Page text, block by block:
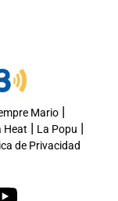
Mario|
Heat | La Popu |
de Privacidad